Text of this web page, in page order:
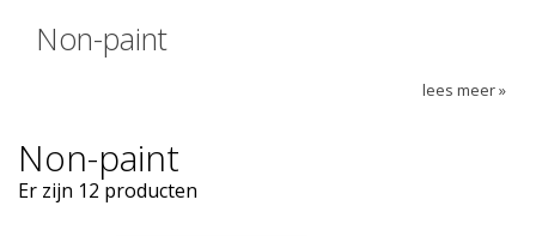
Non-paint
lees meer »
Non-paint
Er zijn 12 producten